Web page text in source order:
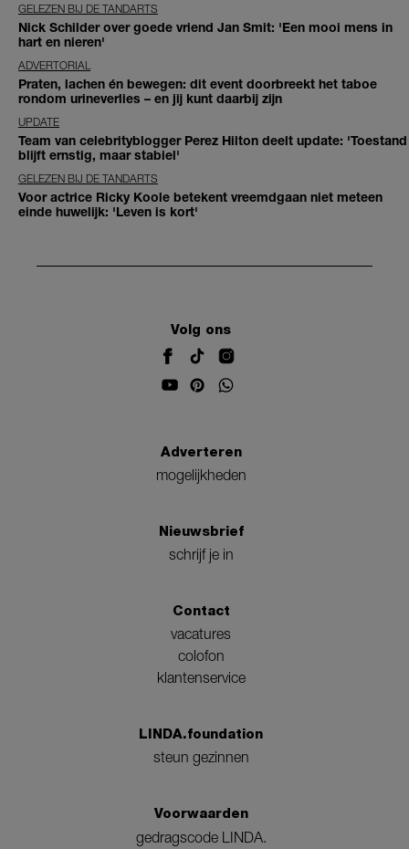
GELEZEN BIJ DE TANDARTS
Nick Schilder over goede vriend Jan Smit: 'Een mooi mens in
hart en nieren'
ADVERTORIAL
Praten, lachen én bewegen: dit event doorbreekt het taboe
rondom urineverlies – en jij kunt daarbij zijn
UPDATE
Team van celebrityblogger Perez Hilton deelt update: 'Toestand
blijft ernstig, maar stabiel'
GELEZEN BIJ DE TANDARTS
Voor actrice Ricky Koole betekent vreemdgaan niet meteen
einde huwelijk: 'Leven is kort'
Volg ons
Adverteren
mogelijkheden
Nieuwsbrief
schrijf je in
Contact
vacatures
colofon
klantenservice
LINDA.foundation
steun gezinnen
Voorwaarden
gedragscode LINDA.